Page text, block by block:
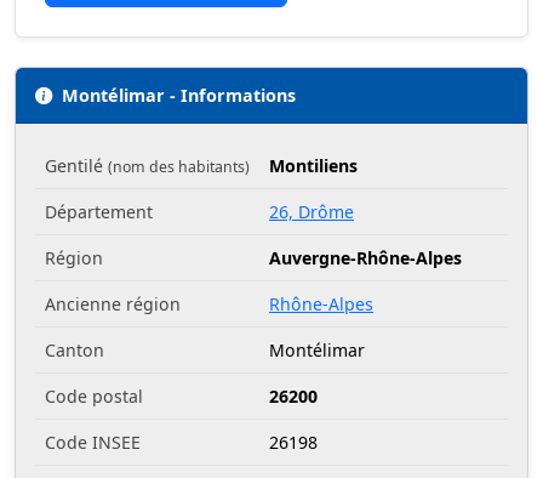
Montélimar - Informations
Gentilé (nom des habitants)
Montiliens
Département
26, Drôme
Région
Auvergne-Rhône-Alpes
Ancienne région
Rhône-Alpes
Canton
Montélimar
Code postal
26200
Code INSEE
26198